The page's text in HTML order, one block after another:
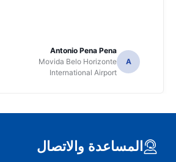
A
Antonio Pena Pena
Movida Belo Horizonte
International Airport
المساعدة والاتصال